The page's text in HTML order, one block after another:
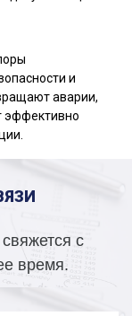
и
аварии,
эффективно
с
время.